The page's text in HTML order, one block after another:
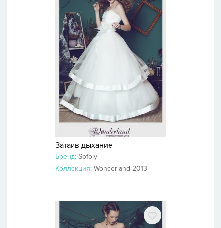
Затаив дыхание
Бренд: Sofoly
Коллекция: Wonderland 2013